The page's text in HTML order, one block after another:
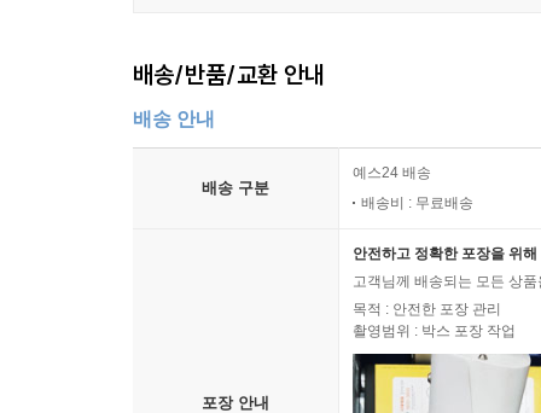
배송/반품/교환 안내
배송 안내
배송 구분
예스24 배송
배송비 : 무료배송
포장 안내
안전하고 정확한 포장을 위
고객님께 배송되는 모든 상
목적 : 안전한 포장 관리
촬영범위 : 박스 포장 작업